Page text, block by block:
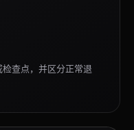
查点，并区分正常退